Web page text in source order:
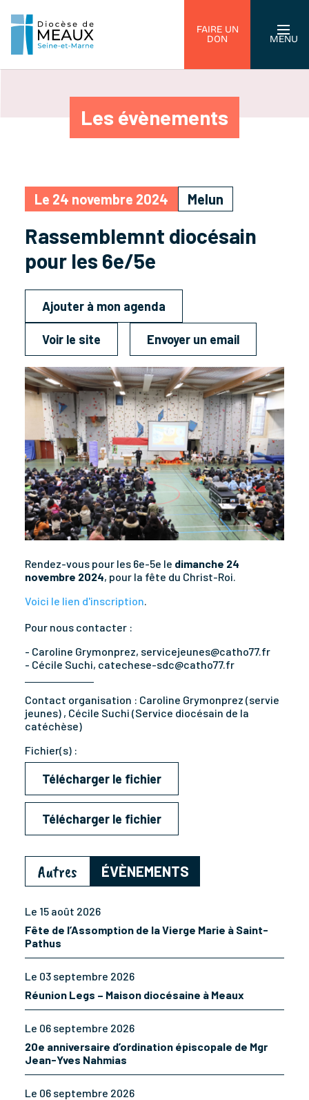
FAIRE UN
DON
MENU
Les évènements
Le 24 novembre 2024 Melun
Rassemblemnt diocésain
pour les 6e/5e
Ajouter à mon agenda
Voir le site Envoyer un email
Rendez-vous pour les 6e-5e le dimanche 24
novembre 2024, pour la fête du Christ-Roi.
Voici le lien d'inscription
Pour nous contacter :
- Caroline Grymonprez, servicejeunes@catho77.fr
- Cécile Suchi, catechese-sdc@catho77.fr
Contact organisation : Caroline Grymonprez (servie
jeunes) , Cécile Suchi (Service diocésain de la
catéchèse)
Fichier(s) :
Télécharger le fichier
Télécharger le fichier
Autres ÉVÈNEMENTS
Le 15 août 2026
Fête de l’Assomption de la Vierge Marie à Saint-
Pathus
Le 03 septembre 2026
Réunion Legs – Maison diocésaine à Meaux
Le 06 septembre 2026
20e anniversaire d’ordination épiscopale de Mgr
Jean-Yves Nahmias
Le 06 septembre 2026